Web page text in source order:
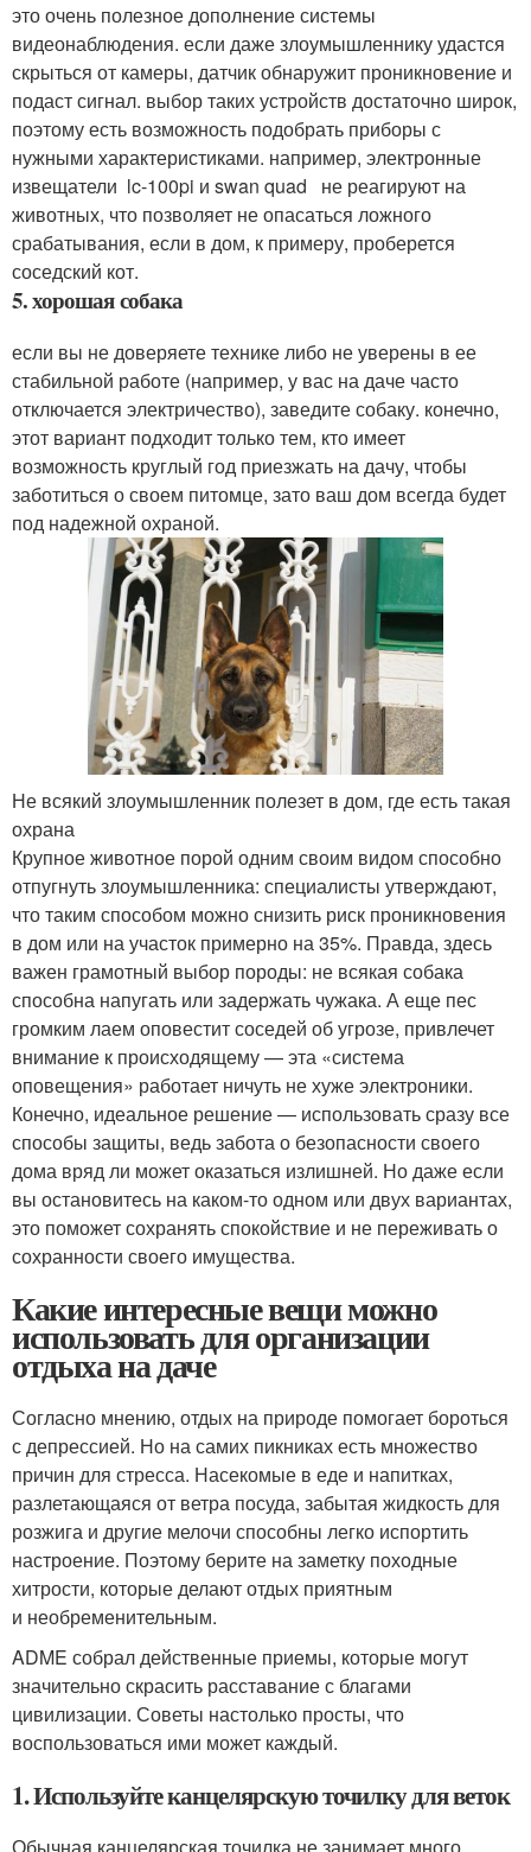
это очень полезное дополнение системы
видеонаблюдения. если даже злоумышленнику удастся
скрыться от камеры, датчик обнаружит проникновение и
подаст сигнал. выбор таких устройств достаточно широк,
поэтому есть возможность подобрать приборы с
нужными характеристиками. например, электронные
извещатели lc-100pi и swan quad не реагируют на
животных, что позволяет не опасаться ложного
срабатывания, если в дом, к примеру, проберется
соседский кот.
5. хорошая собака
если вы не доверяете технике либо не уверены в ее
стабильной работе (например, у вас на даче часто
отключается электричество), заведите собаку. конечно,
этот вариант подходит только тем, кто имеет
возможность круглый год приезжать на дачу, чтобы
заботиться о своем питомце, зато ваш дом всегда будет
под надежной охраной.
Не всякий злоумышленник полезет в дом, где есть такая
охрана
Крупное животное порой одним своим видом способно
отпугнуть злоумышленника: специалисты утверждают,
что таким способом можно снизить риск проникновения
в дом или на участок примерно на 35%. Правда, здесь
важен грамотный выбор породы: не всякая собака
способна напугать или задержать чужака. А еще пес
громким лаем оповестит соседей об угрозе, привлечет
внимание к происходящему — эта «система
оповещения» работает ничуть не хуже электроники.
Конечно, идеальное решение — использовать сразу все
способы защиты, ведь забота о безопасности своего
дома вряд ли может оказаться излишней. Но даже если
вы остановитесь на каком-то одном или двух вариантах,
это поможет сохранять спокойствие и не переживать о
сохранности своего имущества.
Какие интересные вещи можно
использовать для организации
отдыха на даче
Согласно мнению, отдых на природе помогает бороться
с депрессией. Но на самих пикниках есть множество
причин для стресса. Насекомые в еде и напитках,
разлетающаяся от ветра посуда, забытая жидкость для
розжига и другие мелочи способны легко испортить
настроение. Поэтому берите на заметку походные
хитрости, которые делают отдых приятным
и необременительным.
ADME собрал действенные приемы, которые могут
значительно скрасить расставание с благами
цивилизации. Советы настолько просты, что
воспользоваться ими может каждый.
1. Используйте канцелярскую точилку для веток